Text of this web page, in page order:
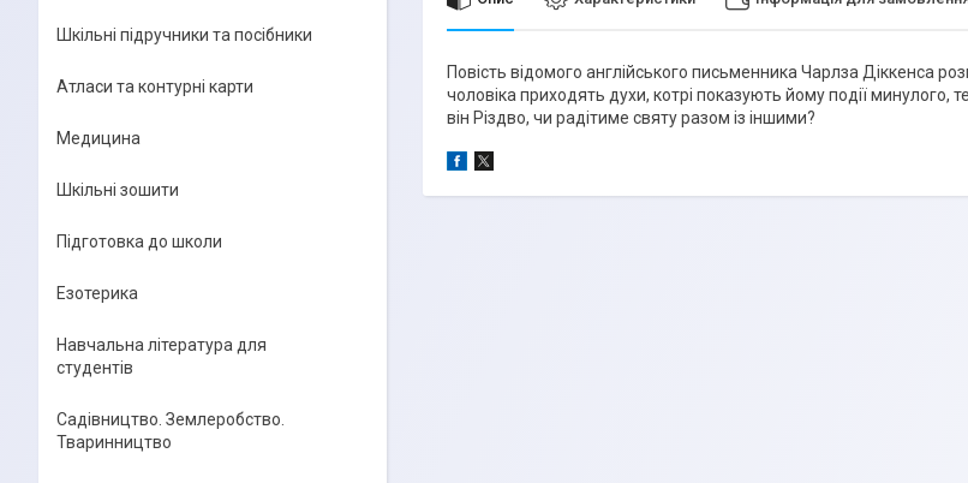
Повість відомого англійського письменника Чарлза Діккенса
чоловіка приходять духи, котрі показують йому події
він Різдво, чи радітиме святу разом із іншими?
Шкільні підручники та посібники
Атласи та контурні карти
Медицина
Шкільні зошити
Підготовка до школи
Езотерика
Навчальна література для
студентів
Садівництво. Землеробство.
Тваринництво